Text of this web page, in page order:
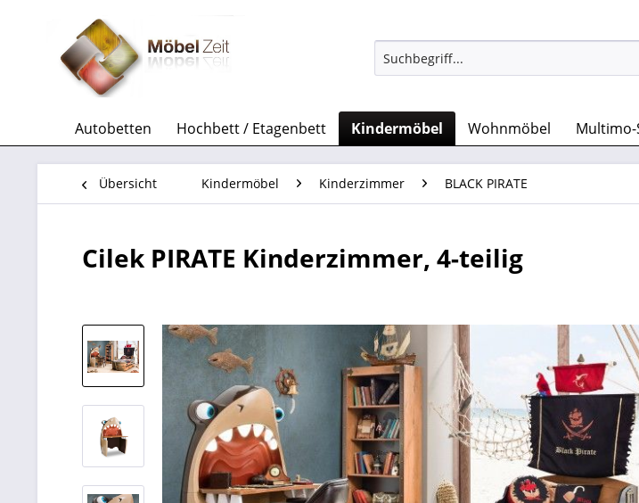
Autobetten Hochbett / Etagenbett Kindermöbel Wohnmöbel
Übersicht Kindermöbel Kinderzimmer BLACK PIRATE
Cilek PIRATE Kinderzimmer, 4-teilig